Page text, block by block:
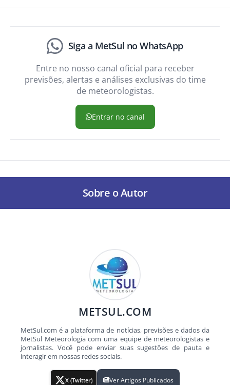
Siga a MetSul no WhatsApp
Entre no nosso canal oficial para receber
previsões, alertas e análises exclusivas do time
de meteorologistas.
Entrar no canal
Sobre o Autor
METSUL.COM
MetSul.com é a plataforma de notícias, previsões e dados da
MetSul Meteorologia com uma equipe de meteorologistas e
jornalistas. Você pode enviar suas sugestões de pauta e
interagir em nossas redes sociais.
X (Twitter) Ver Artigos Publicados